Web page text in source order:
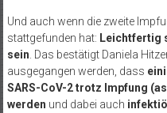
Und auch wenn die zweite
stattgefunden hat: Leichtfertig
sein . Das bestätigt Daniela
ausgegangen werden, dass
SARS-CoV-2 trotz Impfung
werden und dabei auch